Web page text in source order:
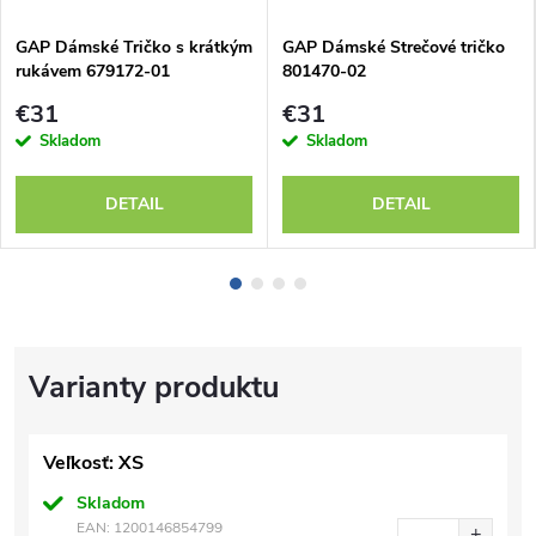
Veľkosť: XS
Skladom
EAN: 1200146854799
GAP Dámské Tričko s krátkým
rukávem 679172-01
€31
Skladom
DETAIL
GAP Dámské Strečové tričko
801470-02
€31
Skladom
DETAIL